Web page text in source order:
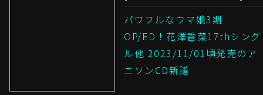
パワフルなウマ娘3期
OP/ED！花澤香菜17thシング
ル他 2023/11/01頃発売のア
ニソンCD新譜